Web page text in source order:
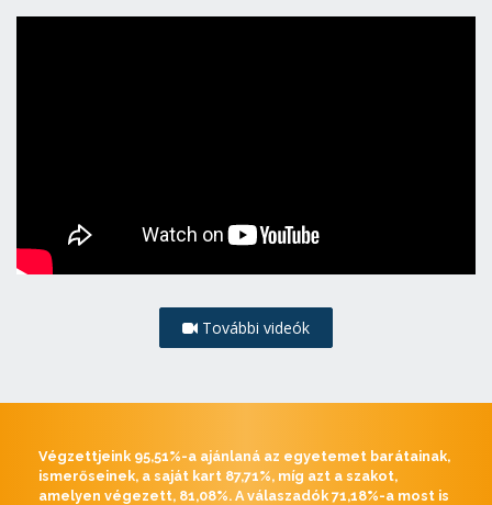
További videók
Végzettjeink 95,51%-a ajánlaná az egyetemet barátainak,
ismerőseinek, a saját kart 87,71%, míg azt a szakot,
amelyen végezett, 81,08%. A válaszadók 71,18%-a most is